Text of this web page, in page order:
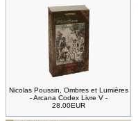
Nicolas Poussin, Ombres et Lumières
- Arcana Codex Livre V -
28.00EUR